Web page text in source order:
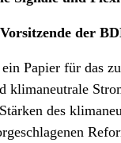
der
Papier für das
klimaneutrale
des